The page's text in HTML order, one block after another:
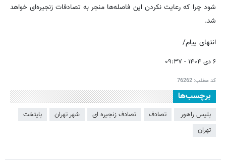
شود چرا که رعایت نکردن این فاصله‌ها منجر به تصادفات زنجیره‌ای خواهد
شد.
انتهای پیام/
۶ دی ۱۴۰۴ - ۰۹:۳۷
کد مطلب: 76262
برچسب‌ها
پلیس راهور ‏ تصادف تصادف زنجیره ای شهر تهران
پایتخت
تهران